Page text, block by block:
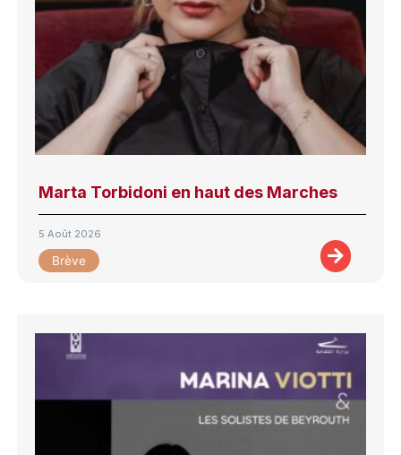
Marta Torbidoni en haut des Marches
5 Août 2026
Brève